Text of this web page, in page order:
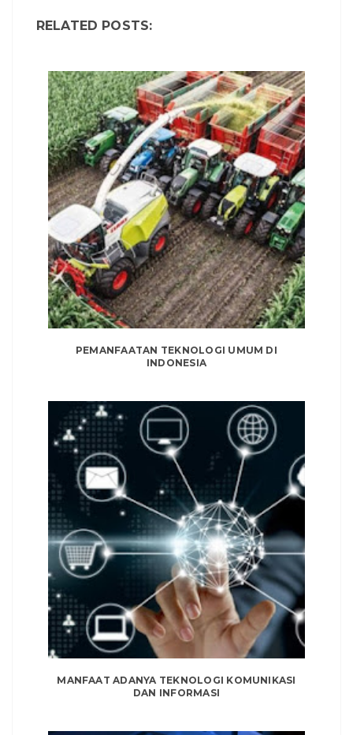
RELATED POSTS:
PEMANFAATAN TEKNOLOGI UMUM DI
INDONESIA
MANFAAT ADANYA TEKNOLOGI KOMUNIKASI
DAN INFORMASI